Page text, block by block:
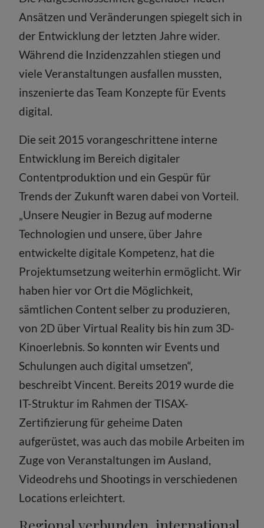
Ansätzen und Veränderungen spiegelt sich in
der Entwicklung der letzten Jahre wider.
Während die Inzidenzzahlen stiegen und
viele Veranstaltungen ausfallen mussten,
inszenierte das Team Konzepte für Events
digital.
Die seit 2015 vorangeschrittene interne
Entwicklung im Bereich digitaler
Contentproduktion und ein Gespür für
Trends der Zukunft waren dabei von Vorteil.
„Unsere Neugier in Bezug auf moderne
Technologien und unsere, über Jahre
entwickelte digitale Kompetenz, hat die
Projektumsetzung weiterhin ermöglicht. Wir
haben hier vor Ort die Möglichkeit,
sämtlichen Content selber zu produzieren,
von 2D über Virtual Reality bis hin zum 3D-
Kinoerlebnis. So konnten wir Events und
Schulungen auch digital umsetzen“,
beschreibt Vincent. Bereits 2019 wurde die
IT-Struktur im Rahmen der TISAX-
Zertifizierung für geheime Daten
aufgerüstet, was auch das mobile Arbeiten im
Zuge von Veranstaltungen im Ausland,
Videodrehs und Shootings in verschiedenen
Locations erleichtert.